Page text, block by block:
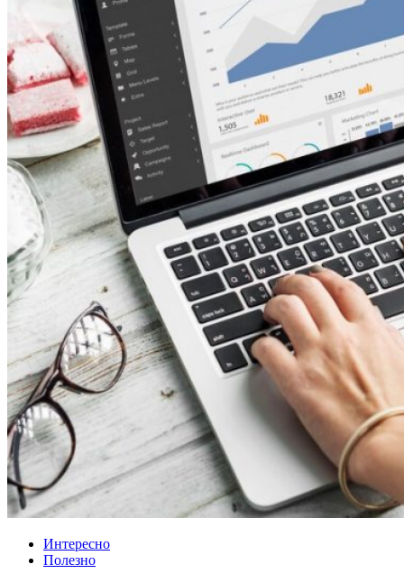
Интересно
Полезно